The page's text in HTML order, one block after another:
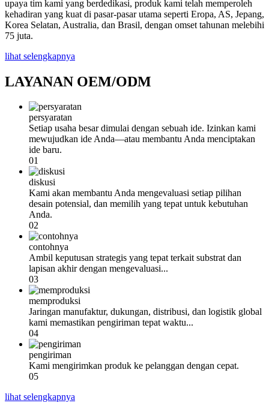
upaya tim kami yang berdedikasi, produk kami telah memperoleh
kehadiran yang kuat di pasar-pasar utama seperti Eropa, AS, Jepang,
Korea Selatan, Australia, dan Brasil, dengan omset tahunan melebihi
75 juta.
lihat selengkapnya
LAYANAN OEM/ODM
persyaratan
Setiap usaha besar dimulai dengan sebuah ide. Izinkan kami
mewujudkan ide Anda—atau membantu Anda menciptakan
ide baru.
01
diskusi
Kami akan membantu Anda mengevaluasi setiap pilihan
desain potensial, dan memilih yang tepat untuk kebutuhan
Anda.
02
contohnya
Ambil keputusan strategis yang tepat terkait substrat dan
lapisan akhir dengan mengevaluasi...
03
memproduksi
Jaringan manufaktur, dukungan, distribusi, dan logistik global
kami memastikan pengiriman tepat waktu...
04
pengiriman
Kami mengirimkan produk ke pelanggan dengan cepat.
05
lihat selengkapnya